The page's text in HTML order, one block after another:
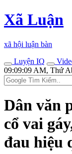
Xã Luận
xã hội luận bàn
Luyện IQ
09:09:09 AM, Thứ
Dân văn
cổ vai
đau hiệu